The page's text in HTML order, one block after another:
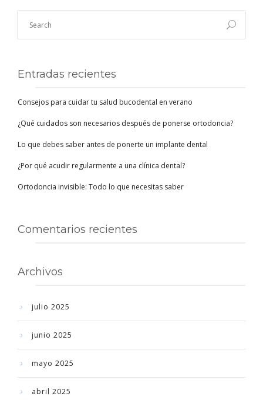
Entradas recientes
Consejos para cuidar tu salud bucodental en verano
¿Qué cuidados son necesarios después de ponerse ortodoncia?
Lo que debes saber antes de ponerte un implante dental
¿Por qué acudir regularmente a una clínica dental?
Ortodoncia invisible: Todo lo que necesitas saber
Comentarios recientes
Archivos
julio 2025
junio 2025
mayo 2025
abril 2025